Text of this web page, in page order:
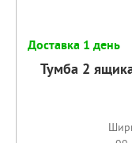
Доставка 1 день
Тумба 2